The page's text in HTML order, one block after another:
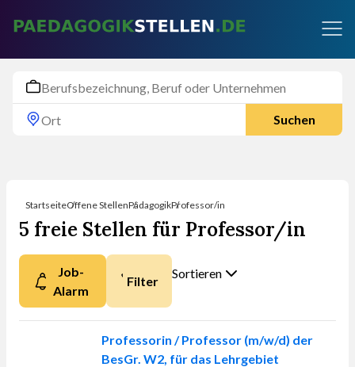
Suchen
StartseiteOffene StellenPädagogikProfessor/in
5 freie Stellen für Professor/in
Job-
Alarm
Filter Sortieren
Sie sortieren?
Professorin / Professor (m/w/d) der
BesGr. W2, für das Lehrgebiet